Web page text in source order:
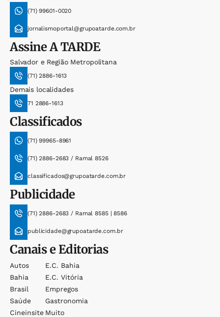
(71) 99601-0020
jornalismoportal@grupoatarde.com.br
AssineA TARDE
Salvador e Região Metropolitana
(71) 2886-1613
Demais localidades
71 2886-1613
Classificados
(71) 99965-8961
(71) 2886-2683 / Ramal 8526
classificados@grupoatarde.com.br
Publicidade
(71) 2886-2683 / Ramal 8585 | 8586
publicidade@grupoatarde.com.br
Canais e Editorias
Autos
Bahia
Brasil
Saúde
Cineinsite
E.c. Bahia
E.c. Vitória
Empregos
Gastronomia
Muito